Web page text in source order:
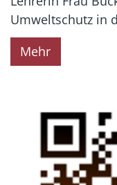
Umweltschutz in
Mehr